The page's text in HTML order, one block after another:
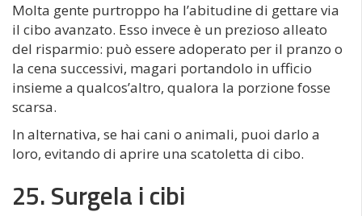
Molta gente purtroppo ha l’abitudine di gettare via
il cibo avanzato. Esso invece è un prezioso alleato
del risparmio: può essere adoperato per il pranzo o
la cena successivi, magari portandolo in ufficio
insieme a qualcos’altro, qualora la porzione fosse
scarsa.
In alternativa, se hai cani o animali, puoi darlo a
loro, evitando di aprire una scatoletta di cibo.
25. Surgela i cibi